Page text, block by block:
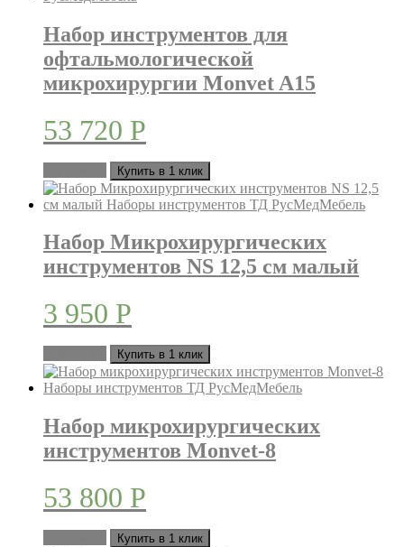
Набор инструментов для
офтальмологической
микрохирургии Monvet A15
53 720 Р
Купить в 1 клик
Набор Микрохирургических
инструментов NS 12,5 см малый
3 950 Р
Купить в 1 клик
Набор микрохирургических
инструментов Monvet-8
53 800 Р
Купить в 1 клик